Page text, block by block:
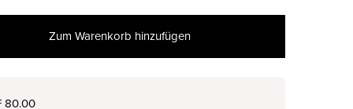
Zum Warenkorb hinzufügen
80.00